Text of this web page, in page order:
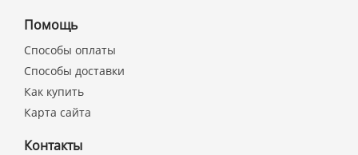
Помощь
Способы оплаты
Способы доставки
Как купить
Карта сайта
Контакты